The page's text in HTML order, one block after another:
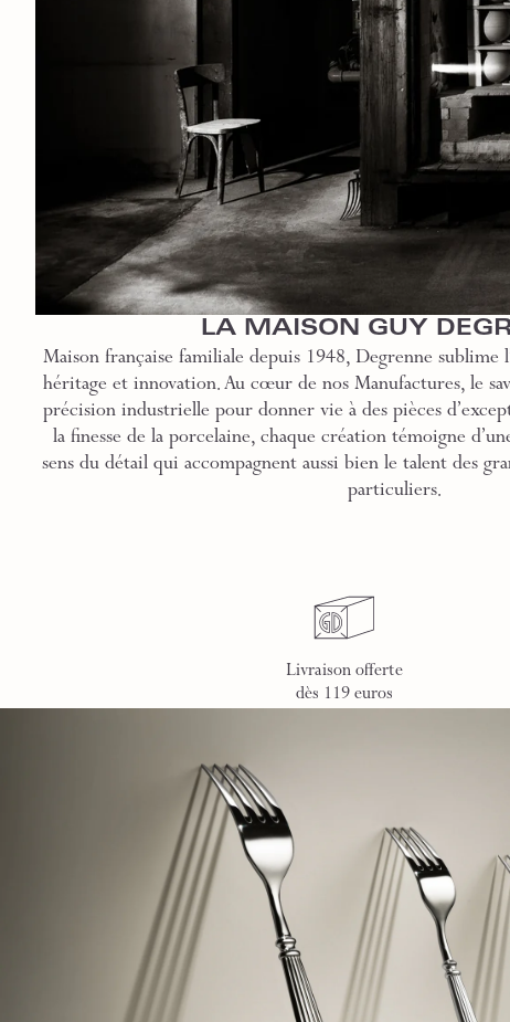
LA MAISON GUY
Maison française familiale depuis 1948, Degrenne sublime
héritage et innovation. Au cœur de nos Manufactures, le
précision industrielle pour donner vie à des pièces
la finesse de la porcelaine, chaque création témoigne
sens du détail qui accompagnent aussi bien le talent des
particuliers.
Livraison offerte
dès 119 euros